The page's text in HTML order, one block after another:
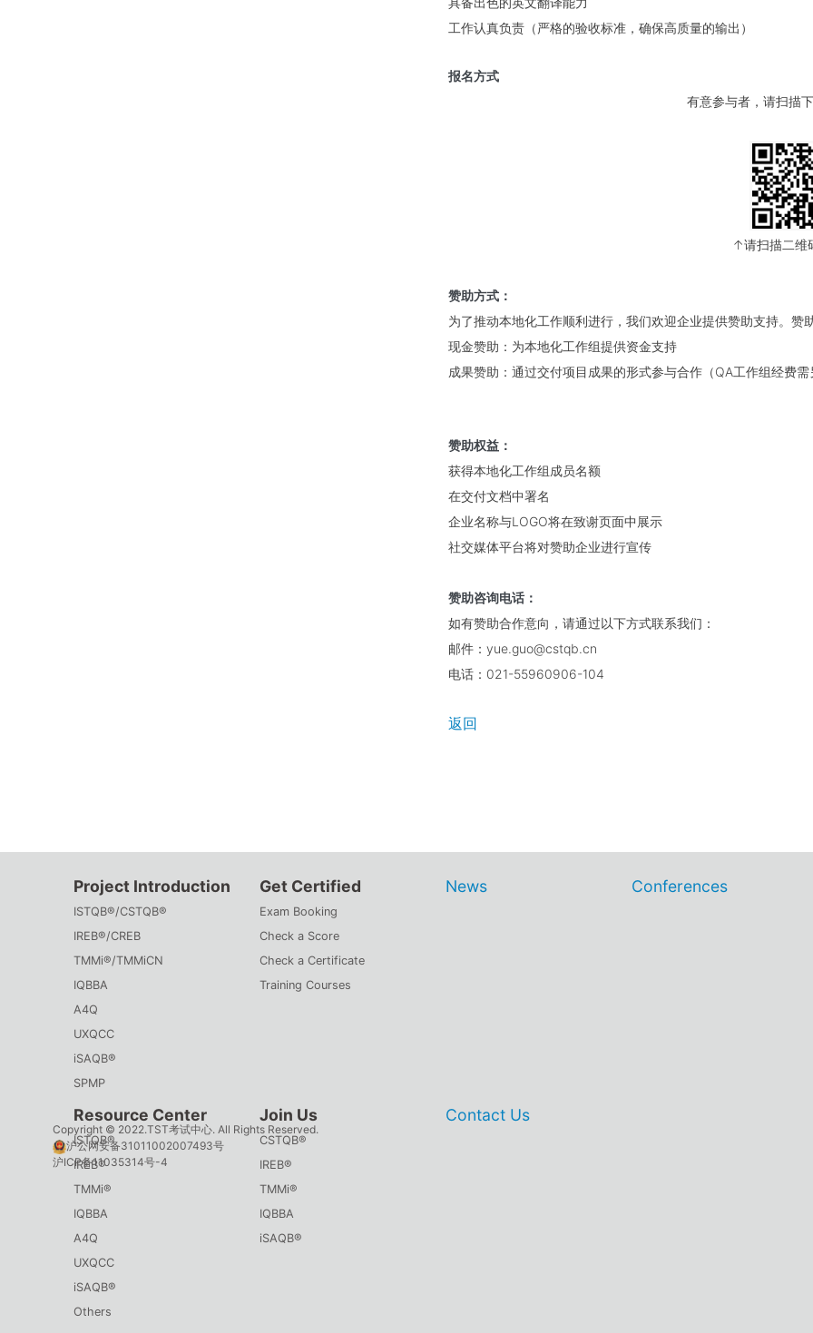
工作认真负责（严格的验收标准，确保高质量的输出）
报名方式
有意参与者，请扫描
↑请扫描二维
赞助方式：
为了推动本地化工作顺利进行，我们欢迎企业提供赞助支持。赞
现金赞助：为本地化工作组提供资金支持
成果赞助：通过交付项目成果的形式参与合作（QA工作组经费需
赞助权益：
获得本地化工作组成员名额
在交付文档中署名
企业名称与LOGO将在致谢页面中展示
社交媒体平台将对赞助企业进行宣传
赞助咨询电话：
如有赞助合作意向，请通过以下方式联系我们：
邮件：yue.guo@cstqb.cn
电话：021-55960906-104
返回
Project Introduction
ISTQB®/CSTQB®
IREB®/CREB
TMMi®/TMMiCN
IQBBA
A4Q
UXQCC
iSAQB®
SPMP
Get Certified
Exam Booking
Check a Score
Check a Certificate
Training Courses
News Conferences
Resource Center
ISTQB®
IREB®
TMMi®
IQBBA
A4Q
UXQCC
iSAQB®
Others
Join Us
CSTQB®
IREB®
TMMi®
IQBBA
iSAQB®
Contact Us
Copyright © 2022.TST考试中心. All Rights Reserved.
沪公网安备31011002007493号
沪ICP备11035314号-4